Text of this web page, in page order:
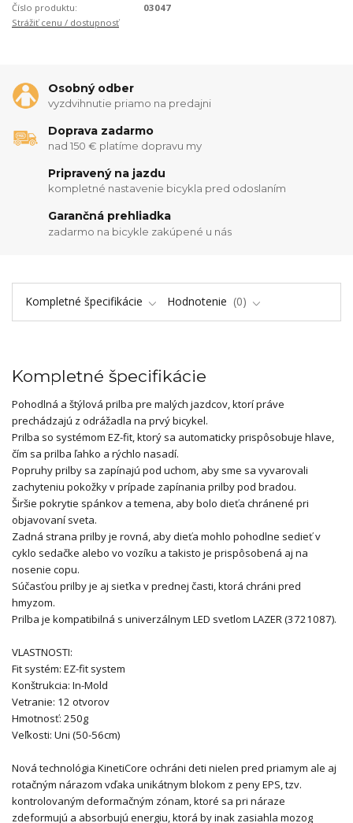
Číslo produktu:
03047
Strážiť cenu / dostupnosť
Osobný odber
vyzdvihnutie priamo na predajni
Doprava zadarmo
nad 150 € platíme dopravu my
Pripravený na jazdu
kompletné nastavenie bicykla pred odoslaním
Garančná prehliadka
zadarmo na bicykle zakúpené u nás
Kompletné špecifikácie Hodnotenie 0
Kompletné špecifikácie
Pohodlná a štýlová prilba pre malých jazdcov, ktorí práve
prechádzajú z odrážadla na prvý bicykel.
Prilba so systémom EZ-fit, ktorý sa automaticky prispôsobuje hlave,
čím sa prilba ľahko a rýchlo nasadí.
Popruhy prilby sa zapínajú pod uchom, aby sme sa vyvarovali
zachyteniu pokožky v prípade zapínania prilby pod bradou.
Širšie pokrytie spánkov a temena, aby bolo dieťa chránené pri
objavovaní sveta.
Zadná strana prilby je rovná, aby dieťa mohlo pohodlne sedieť v
cyklo sedačke alebo vo vozíku a takisto je prispôsobená aj na
nosenie copu.
Súčasťou prilby je aj sieťka v prednej časti, ktorá chráni pred
hmyzom.
Prilba je kompatibilná s univerzálnym LED svetlom LAZER (3721087).
VLASTNOSTI:
Fit systém: EZ-fit system
Konštrukcia: In-Mold
Vetranie: 12 otvorov
Hmotnosť: 250g
Veľkosti: Uni (50-56cm)
Nová technológia KinetiCore ochráni deti nielen pred priamym ale aj
rotačným nárazom vďaka unikátnym blokom z peny EPS, tzv.
kontrolovaným deformačným zónam, ktoré sa pri náraze
zdeformujú a absorbujú energiu, ktorá by inak zasiahla mozog